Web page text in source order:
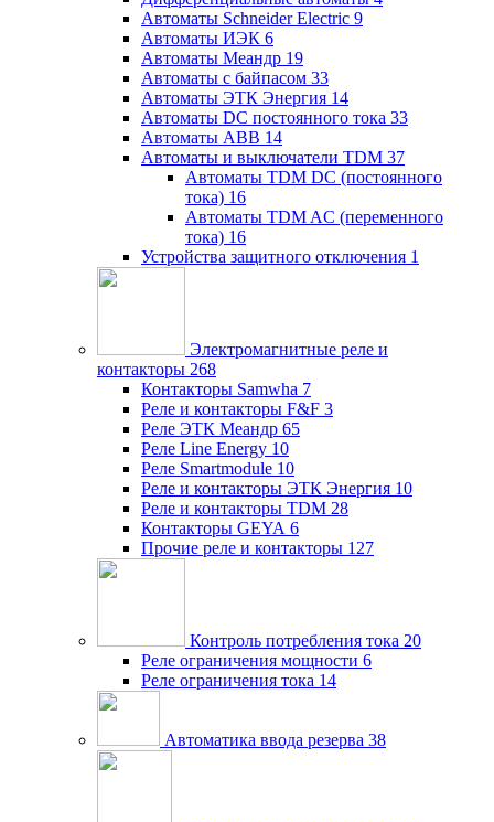
Автоматы Schneider Electric 9
Автоматы ИЭК 6
Автоматы Меандр 19
Автоматы с байпасом 33
Автоматы ЭТК Энергия 14
Автоматы DC постоянного тока 33
Автоматы ABB 14
Автоматы и выключатели TDM 37
Автоматы TDM DC (постоянного
тока) 16
Автоматы TDM AC (переменного
тока) 16
Устройства защитного отключения 1
Электромагнитные реле и
контакторы 268
Контакторы Samwha 7
Реле и контакторы F&F 3
Реле ЭТК Меандр 65
Реле Line Energy 10
Реле Smartmodule 10
Реле и контакторы ЭТК Энергия 10
Реле и контакторы TDM 28
Контакторы GEYA 6
Прочие реле и контакторы 127
Контроль потребления тока 20
Реле ограничения мощности 6
Реле ограничения тока 14
Автоматика ввода резерва 38